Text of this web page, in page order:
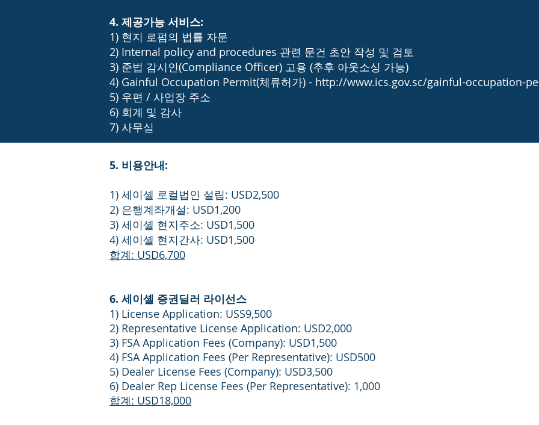
4. 제공가능 서비스:
1) 현지 로펌의 법률 자문
2) Internal policy and procedures 관련 문건 초안 작성 및 검토
3) 준법 감시인(Compliance Officer) 고용 (추후 아웃소싱 가능)
4) Gainful Occupation Permit(체류허가) - http://www.ics.gov.sc/gainful-occupation-
5) 우편 / 사업장 주소
6) 회계 및 감사
7) 사무실
5. 비용안내:
1) 세이셸 로컬법인 설립: USD2,500
2) 은행계좌개설: USD1,200
3) 세이셸 현지주소: USD1,500
4) 세이셸 현지간사: USD1,500
합계: USD6,700
6. 세이셸 증권딜러 라이선스
1) License Application: USS9,500
2) Representative License Application: USD2,000
3) FSA Application Fees (Company): USD1,500
4) FSA Application Fees (Per Representative): USD500
5) Dealer License Fees (Company): USD3,500
6) Dealer Rep License Fees (Per Representative): 1,000
합계: USD18,000